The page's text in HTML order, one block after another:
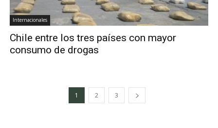
Internacionales
Chile entre los tres países con mayor
consumo de drogas
1 2 3